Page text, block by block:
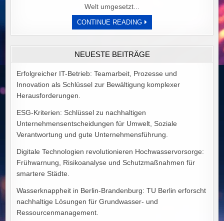
Welt umgesetzt...
CONTINUE READINGDER
PREIS
POLITISCHER
VON
ALEX
NEUESTE BEITRÄGE
Erfolgreicher IT-Betrieb: Teamarbeit, Prozesse und
Innovation als Schlüssel zur Bewältigung komplexer
Herausforderungen.
ESG-Kriterien: Schlüssel zu nachhaltigen
Unternehmensentscheidungen für Umwelt, Soziale
Verantwortung und gute Unternehmensführung.
Digitale Technologien revolutionieren Hochwasservorsorge:
Frühwarnung, Risikoanalyse und Schutzmaßnahmen für
smartere Städte.
Wasserknappheit in Berlin-Brandenburg: TU Berlin erforscht
nachhaltige Lösungen für Grundwasser- und
Ressourcenmanagement.